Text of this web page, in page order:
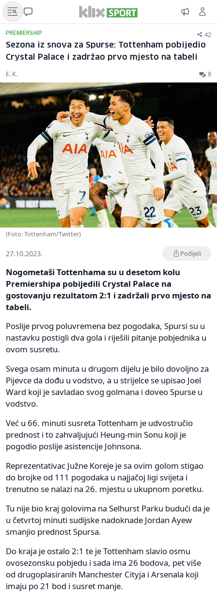
PREMIERSHIP 42
Sezona iz snova za Spurse: Tottenham pobijedio
Crystal Palace i zadržao prvo mjesto na tabeli
E. K. 8
(Foto: Tottenham/Twitter)
27.10.2023. Podijeli
Nogometaši Tottenhama su u desetom kolu
Premiershipa pobijedili Crystal Palace na
gostovanju rezultatom 2:1 i zadržali prvo mjesto na
tabeli.
Poslije prvog poluvremena bez pogodaka, Spursi su u
nastavku postigli dva gola i riješili pitanje pobjednika u
ovom susretu.
Svega osam minuta u drugom dijelu je bilo dovoljno za
Pijevce da dođu u vodstvo, a u strijelce se upisao Joel
Ward koji je savladao svog golmana i doveo Spurse u
vodstvo.
Već u 66. minuti susreta Tottenham je udvostručio
prednost i to zahvaljujući Heung-min Sonu koji je
pogodio poslije asistencije Johnsona.
Reprezentativac Južne Koreje je sa ovim golom stigao
do brojke od 111 pogodaka u najjačoj ligi svijeta i
trenutno se nalazi na 26. mjestu u ukupnom poretku.
Tu nije bio kraj golovima na Selhurst Parku budući da je
u četvrtoj minuti sudijske nadoknade Jordan Ayew
smanjio prednost Spursa.
Do kraja je ostalo 2:1 te je Tottenham slavio osmu
ovosezonsku pobjedu i sada ima 26 bodova, pet više
od drugoplasiranih Manchester Cityja i Arsenala koji
imaju po 21 bod i susret manje.